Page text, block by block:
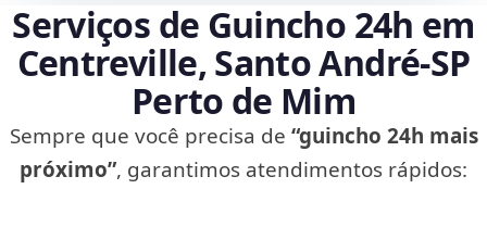
Serviços de Guincho 24h em
Centreville, Santo André‑SP
Perto de Mim
Sempre que você precisa de “guincho 24h mais
próximo”, garantimos atendimentos rápidos: